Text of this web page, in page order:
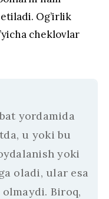
Og’irlik
cheklovlar
yordamida
u yoki bu
yoki
oladi, ular esa
Biroq,